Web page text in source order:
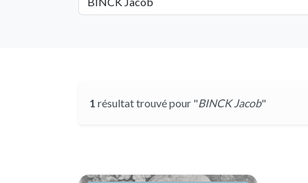
1 résultat trouvé pour "BINCK Jacob"